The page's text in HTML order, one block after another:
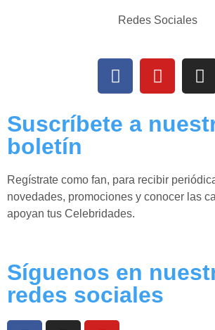
Redes Sociales
Suscríbete a
boletín
Regístrate como fan, para recibir
novedades, promociones y conocer las
apoyan tus Celebridades.
Síguenos en
redes sociales